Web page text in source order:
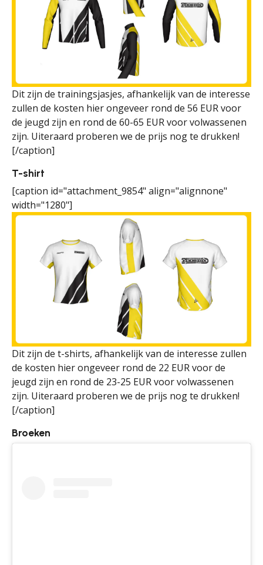
Dit zijn de trainingsjasjes, afhankelijk van de interesse
zullen de kosten hier ongeveer rond de 56 EUR voor
de jeugd zijn en rond de 60-65 EUR voor volwassenen
zijn. Uiteraard proberen we de prijs nog te drukken!
[/caption]
T-shirt
[caption id="attachment_9854" align="alignnone"
width="1280"]
Dit zijn de t-shirts, afhankelijk van de interesse zullen
de kosten hier ongeveer rond de 22 EUR voor de
jeugd zijn en rond de 23-25 EUR voor volwassenen
zijn. Uiteraard proberen we de prijs nog te drukken!
[/caption]
Broeken